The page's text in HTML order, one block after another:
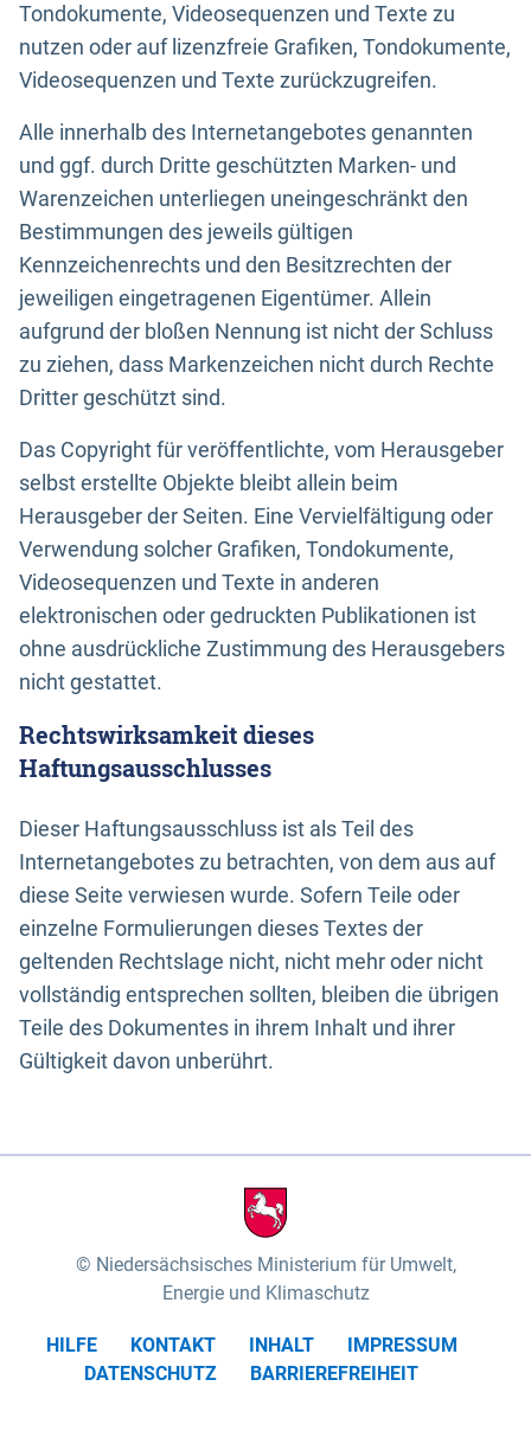
Tondokumente, Videosequenzen und Texte zu
nutzen oder auf lizenzfreie Grafiken, Tondokumente,
Videosequenzen und Texte zurückzugreifen.
Alle innerhalb des Internetangebotes genannten
und ggf. durch Dritte geschützten Marken- und
Warenzeichen unterliegen uneingeschränkt den
Bestimmungen des jeweils gültigen
Kennzeichenrechts und den Besitzrechten der
jeweiligen eingetragenen Eigentümer. Allein
aufgrund der bloßen Nennung ist nicht der Schluss
zu ziehen, dass Markenzeichen nicht durch Rechte
Dritter geschützt sind.
Das Copyright für veröffentlichte, vom Herausgeber
selbst erstellte Objekte bleibt allein beim
Herausgeber der Seiten. Eine Vervielfältigung oder
Verwendung solcher Grafiken, Tondokumente,
Videosequenzen und Texte in anderen
elektronischen oder gedruckten Publikationen ist
ohne ausdrückliche Zustimmung des Herausgebers
nicht gestattet.
Rechtswirksamkeit dieses
Haftungsausschlusses
Dieser Haftungsausschluss ist als Teil des
Internetangebotes zu betrachten, von dem aus auf
diese Seite verwiesen wurde. Sofern Teile oder
einzelne Formulierungen dieses Textes der
geltenden Rechtslage nicht, nicht mehr oder nicht
vollständig entsprechen sollten, bleiben die übrigen
Teile des Dokumentes in ihrem Inhalt und ihrer
Gültigkeit davon unberührt.
Niedersächsisches Ministerium für Umwelt,
Energie und Klimaschutz
HILFE KONTAKT INHALT
IMPRESSUM
DATENSCHUTZ
BARRIEREFREIHEIT